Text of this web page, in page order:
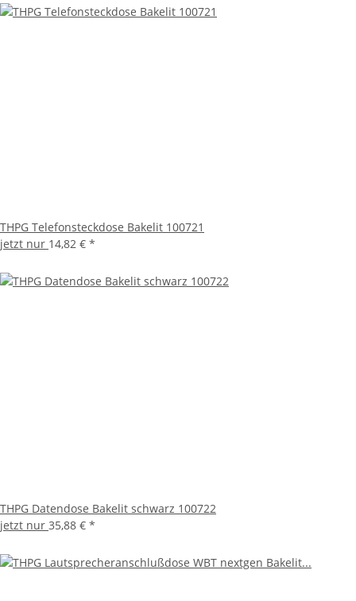
THPG Telefonsteckdose Bakelit 100721
jetzt nur 14,82 € *
THPG Datendose Bakelit schwarz 100722
jetzt nur 35,88 € *